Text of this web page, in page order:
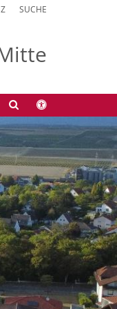
SUCHE